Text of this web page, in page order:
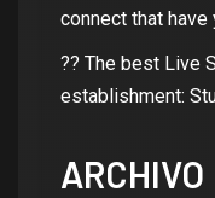
connect that have
?? The best Live
establishment:
ARCHIVO